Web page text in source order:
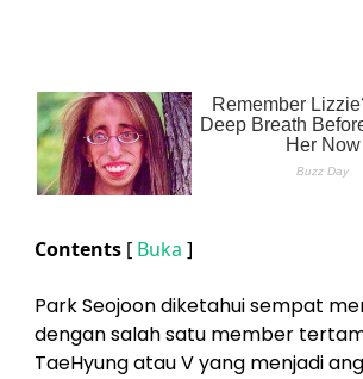
Contents [ Buka ]
Park Seojoon diketahui sempat
dengan salah satu member
TaeHyung atau V yang menjadi